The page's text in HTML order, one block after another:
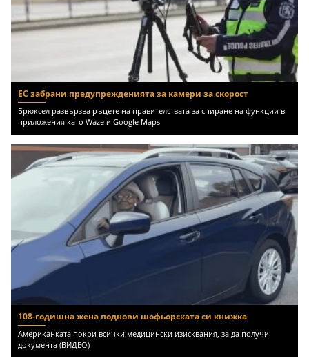
ЕС забрани предупрежденията за камери за скорост
Брюксел развързва ръцете на правителствата за спиране на функции в
приложения като Waze и Google Maps
108-годишна жена поднови шофьорската си книжка
Американката покри всички медицински изисквания, за да получи
документа (ВИДЕО)